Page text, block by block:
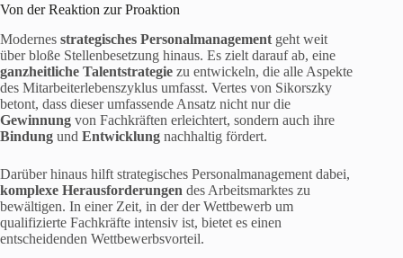
Von der Reaktion zur Proaktion
Modernes strategisches Personalmanagement geht weit
über bloße Stellenbesetzung hinaus. Es zielt darauf ab, eine
ganzheitliche Talentstrategie zu entwickeln, die alle Aspekte
des Mitarbeiterlebenszyklus umfasst. Vertes von Sikorszky
betont, dass dieser umfassende Ansatz nicht nur die
Gewinnung von Fachkräften erleichtert, sondern auch ihre
Bindung und Entwicklung nachhaltig fördert.
Darüber hinaus hilft strategisches Personalmanagement dabei,
komplexe Herausforderungen des Arbeitsmarktes zu
bewältigen. In einer Zeit, in der der Wettbewerb um
qualifizierte Fachkräfte intensiv ist, bietet es einen
entscheidenden Wettbewerbsvorteil.